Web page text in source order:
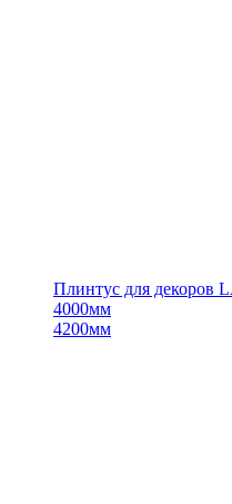
Плинтус для декоров
4000мм
4200мм